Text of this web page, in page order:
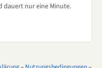
dauert nur eine Minute.